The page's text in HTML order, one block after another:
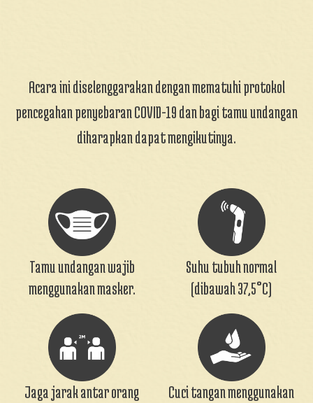
Acara ini diselenggarakan dengan mematuhi protokol
pencegahan penyebaran COVID-19 dan bagi tamu undangan
diharapkan dapat mengikutinya.
Tamu undangan wajib
menggunakan masker.
Jaga jarak antar orang
Suhu tubuh normal
(dibawah 37,5°C)
Cuci tangan menggunakan